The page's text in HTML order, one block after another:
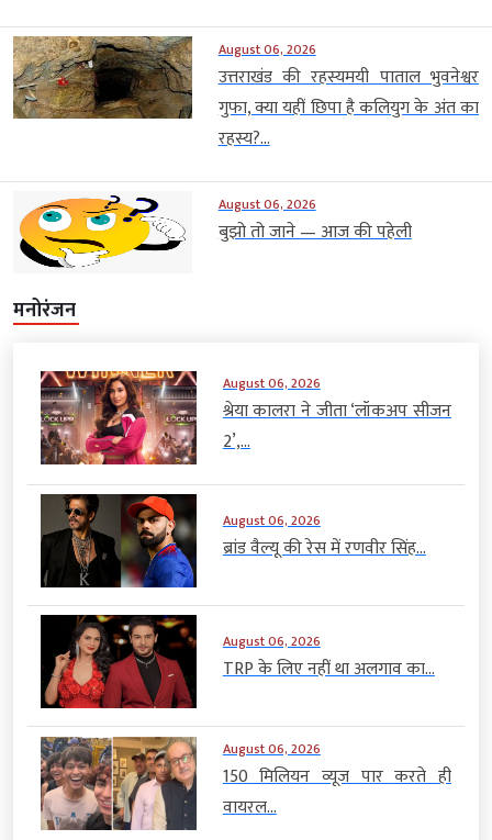
August 06, 2026
उत्तराखंड की रहस्यमयी पाताल भुवनेश्वर
गुफा, क्या यहीं छिपा है कलियुग के अंत का
रहस्य?...
August 06, 2026
बुझो तो जाने — आज की पहेली
मनोरंजन
August 06, 2026
श्रेया कालरा ने जीता ‘लॉकअप सीजन
2’,...
August 06, 2026
ब्रांड वैल्यू की रेस में रणवीर सिंह...
August 06, 2026
TRP के लिए नहीं था अलगाव का...
August 06, 2026
150 मिलियन व्यूज पार करते ही
वायरल...